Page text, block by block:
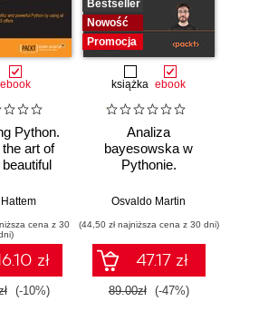
ebook
Python.
art of
using all
offers
cena z 30
zł
(-10%)
Bestseller
Nowość
Promocja
książka ebook
Analiza
bayesowska w
Pythonie.
przewodnik po
probabilistycznym.
Wydanie III
Osvaldo Martin
(44,50 zł najniższa cena z 30 dni)
47.17 zł
89.00zł (-47%)